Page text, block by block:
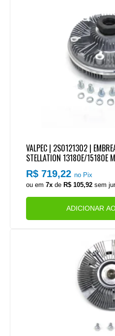
VALPEC | 2S0121302 |
STELLATION 13180E/15180E
OTOR CUMMINS SERIE ISB 4CIL
R$ 719,22no Pix
ou em7x de R$ 105,92 sem
ADICIONAR